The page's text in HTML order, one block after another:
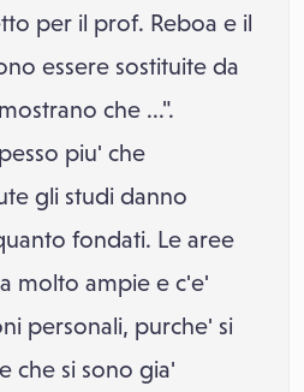
per il prof. Reboa e il
essere sostituite da
che ...".
piu' che
gli studi danno
fondati. Le aree
molto ampie e c'e'
personali, purche' si
che si sono gia'